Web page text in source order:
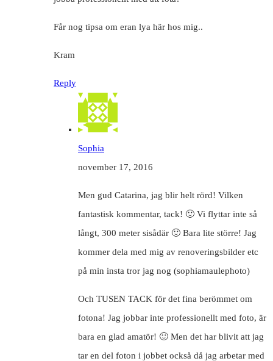
Får nog tipsa om eran lya här hos mig..
Kram
Reply
Sophia
november 17, 2016
Men gud Catarina, jag blir helt rörd! Vilken
fantastisk kommentar, tack! 🙂 Vi flyttar inte så
långt, 300 meter sisådär 🙂 Bara lite större! Jag
kommer dela med mig av renoveringsbilder etc
på min insta tror jag nog (sophiamaulephoto)
Och TUSEN TACK för det fina berömmet om
fotona! Jag jobbar inte professionellt med foto, är
bara en glad amatör! 🙂 Men det har blivit att jag
tar en del foton i jobbet också då jag arbetar med